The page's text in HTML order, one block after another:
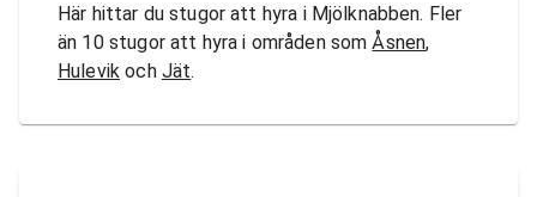
Här hittar du stugor att hyra i Mjölknabben. Fler
än 10 stugor att hyra i områden somÅsnen,
Hulevik och Jät.